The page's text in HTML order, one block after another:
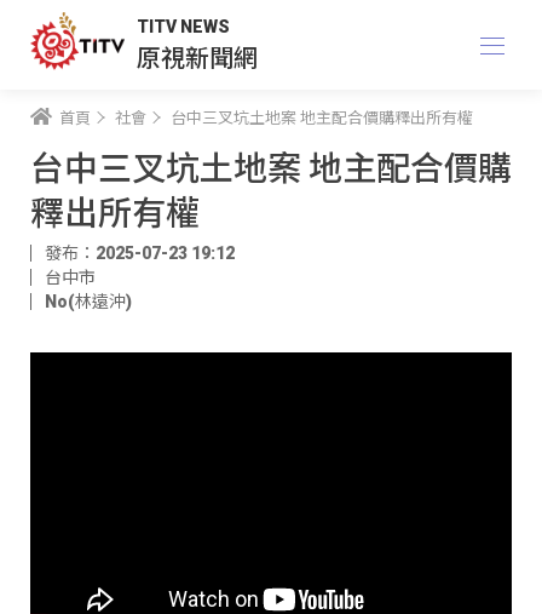
TITV NEWS
原視新聞網
首頁 社會 台中三叉坑土地案 地主配合價購釋出所有權
台中三叉坑土地案 地主配合價購
釋出所有權
發布：2025-07-23 19:12
台中市
No(林遠沖)